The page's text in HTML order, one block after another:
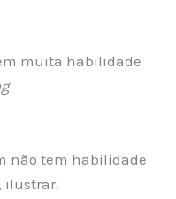
muita habilidade
não tem habilidade
ilustrar.